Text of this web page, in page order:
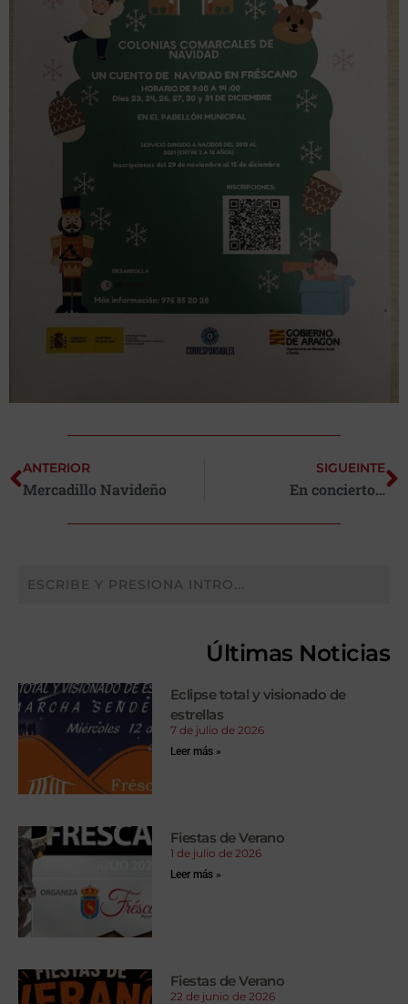
ANTERIOR
Mercadillo Navideño
SIGUEINTE
En concierto…
Últimas Noticias
Eclipse total y visionado de
estrellas
7 de julio de 2026
Leer más »
Fiestas de Verano
1 de julio de 2026
Leer más »
Fiestas de Verano
22 de junio de 2026